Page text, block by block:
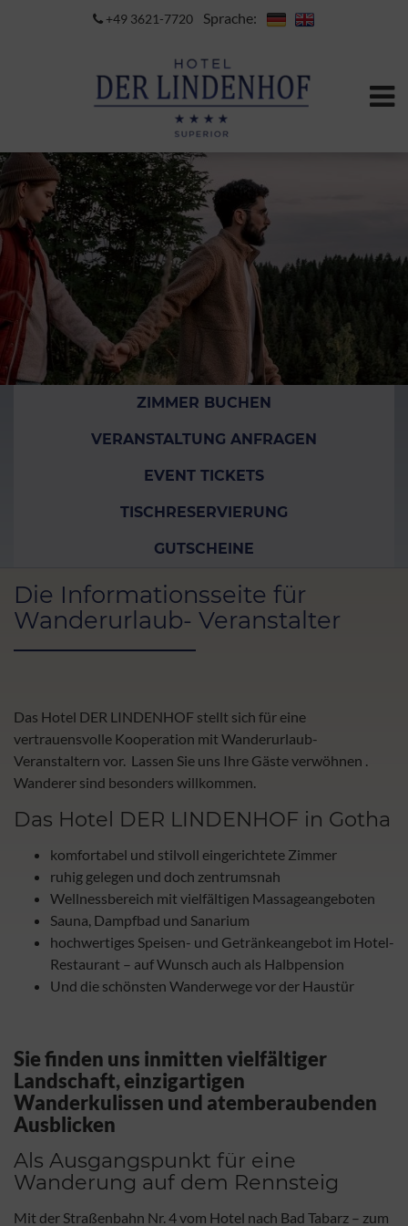
+49 3621-7720 Sprache:
ZIMMER BUCHEN
VERANSTALTUNG ANFRAGEN
EVENT TICKETS
TISCHRESERVIERUNG
GUTSCHEINE
Die Informationsseite für
Wanderurlaub- Veranstalter
Das Hotel DER LINDENHOF stellt sich für eine
vertrauensvolle Kooperation mit Wanderurlaub-
Veranstaltern vor. Lassen Sie uns Ihre Gäste verwöhnen .
Wanderer sind besonders willkommen.
Das Hotel DER LINDENHOF in Gotha
komfortabel und stilvoll eingerichtete Zimmer
ruhig gelegen und doch zentrumsnah
Wellnessbereich mit vielfältigen Massageangeboten
Sauna, Dampfbad und Sanarium
hochwertiges Speisen- und Getränkeangebot im Hotel-
Restaurant – auf Wunsch auch als Halbpension
Und die schönsten Wanderwege vor der Haustür
Sie finden uns inmitten vielfältiger
Landschaft, einzigartigen
Wanderkulissen und atemberaubenden
Ausblicken
Als Ausgangspunkt für eine
Wanderung auf dem Rennsteig
Mit der Straßenbahn Nr. 4 vom Hotel nach Bad Tabarz – zum